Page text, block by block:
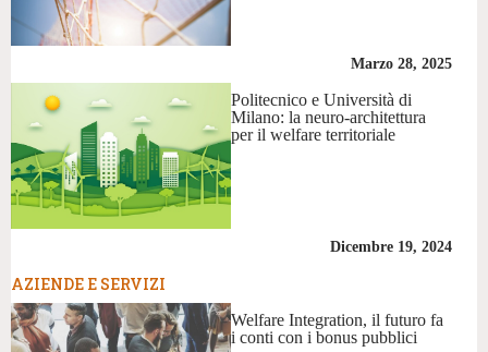
Marzo 28, 2025
Politecnico e Università di
Milano: la neuro-architettura
per il welfare territoriale
Dicembre 19, 2024
AZIENDE E SERVIZI
Welfare Integration, il futuro fa
i conti con i bonus pubblici